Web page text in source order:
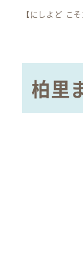
【にしよど こ
柏里